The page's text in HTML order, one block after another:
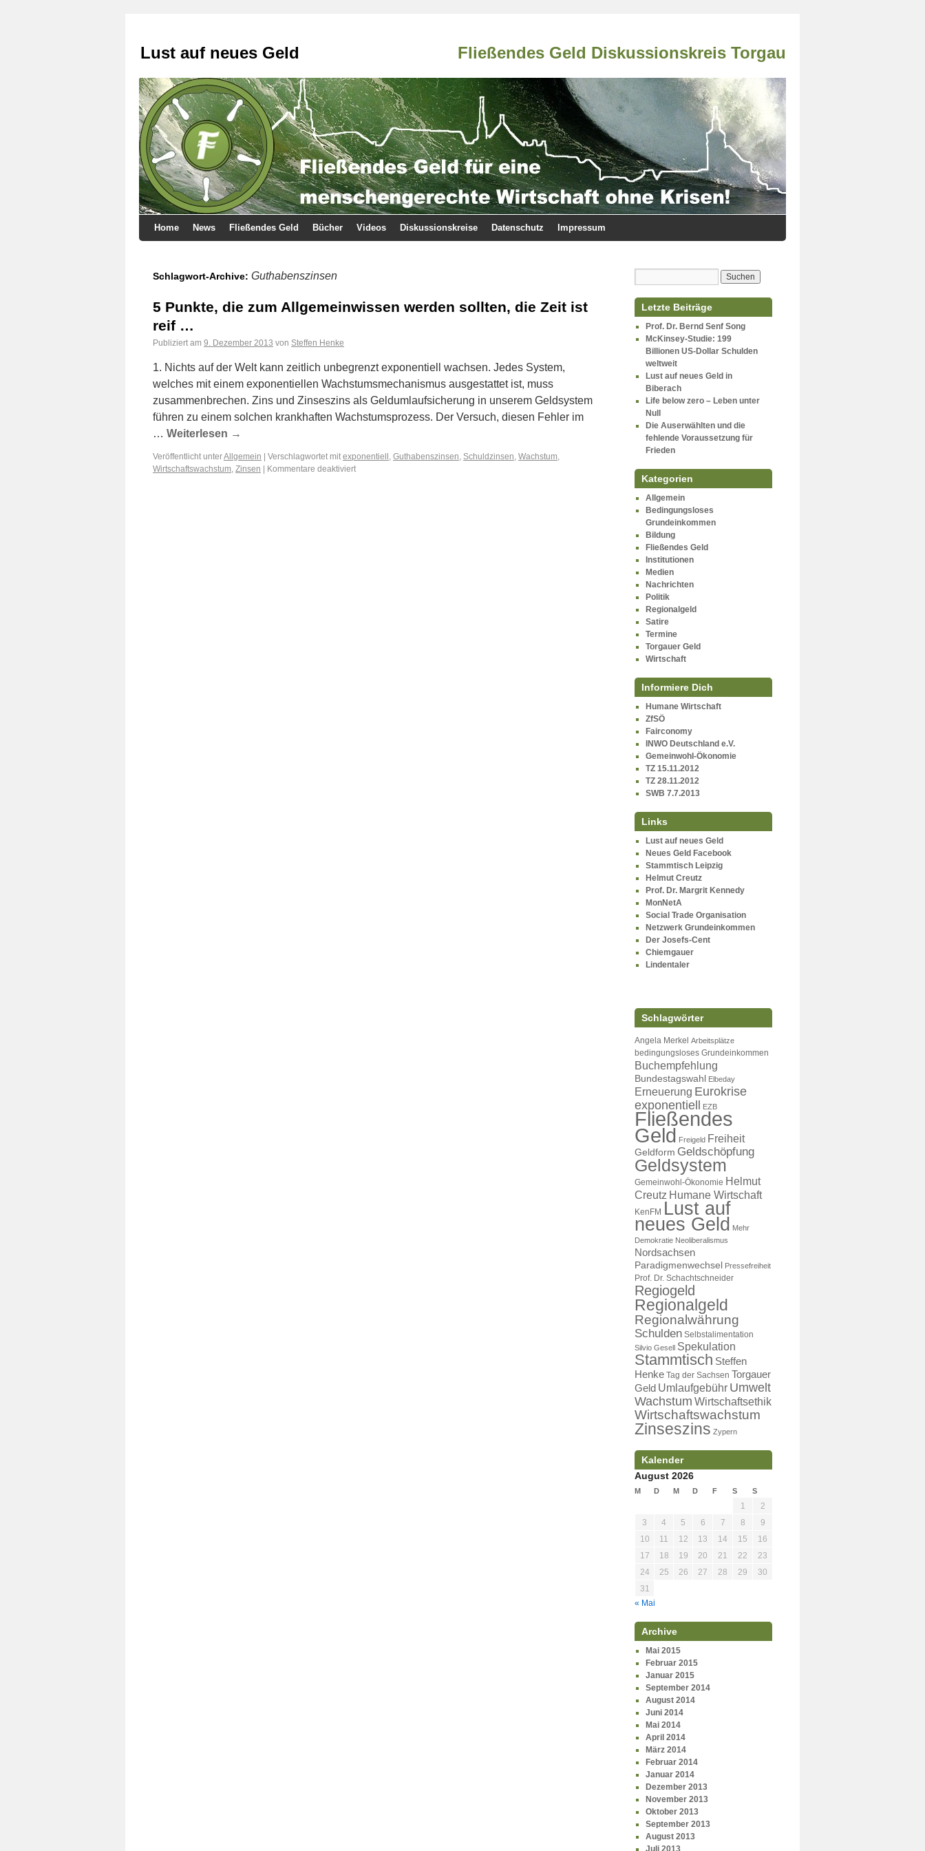
Lust auf neues Geld Fließendes Geld Diskussionskreis Torgau
Home News Fließendes Geld Bücher Videos Diskussionskreise Datenschutz Impressum
Schlagwort-Archive: Guthabenszinsen
5 Punkte, die zum Allgemeinwissen werden sollten, die Zeit ist
reif …
Publiziert am 9. Dezember 2013 von Steffen Henke
1. Nichts auf der Welt kann zeitlich unbegrenzt exponentiell wachsen. Jedes System,
welches mit einem exponentiellen Wachstumsmechanismus ausgestattet ist, muss
zusammenbrechen. Zins und Zinseszins als Geldumlaufsicherung in unserem Geldsystem
führen zu einem solchen krankhaften Wachstumsprozess. Der Versuch, diesen Fehler im
… Weiterlesen →
Veröffentlicht unterAllgemein Verschlagwortet mit exponentiell , Guthabenszinsen, Schuldzinsen, Wachstum,
Wirtschaftswachstum, Zinsen Kommentare deaktiviert
Letzte Beiträge
Prof. Dr. Bernd Senf Song
McKinsey-Studie: 199
Billionen US-Dollar Schulden
weltweit
Lust auf neues Geld in
Biberach
Life below zero – Leben unter
Null
Die Auserwählten und die
fehlende Voraussetzung für
Frieden
Kategorien
Allgemein
Bedingungsloses
Grundeinkommen
Bildung
Fließendes Geld
Institutionen
Medien
Nachrichten
Politik
Regionalgeld
Satire
Termine
Torgauer Geld
Wirtschaft
Informiere Dich
Humane Wirtschaft
ZfSÖ
Fairconomy
INWO Deutschland e.V.
Gemeinwohl-Ökonomie
TZ 15.11.2012
TZ 28.11.2012
SWB 7.7.2013
Links
Lust auf neues Geld
Neues Geld Facebook
Stammtisch Leipzig
Helmut Creutz
Prof. Dr. Margrit Kennedy
MonNetA
Social Trade Organisation
Netzwerk Grundeinkommen
Der Josefs-Cent
Chiemgauer
Lindentaler
Schlagwörter
Angela Merkel Arbeitsplätze
bedingungsloses Grundeinkommen
Buchempfehlung
Bundestagswahl Elbeday
Erneuerung Eurokrise
exponentiell
EZB
Fließendes
Geld Freigeld Freiheit
Geldform Geldschöpfung
Geldsystem
Gemeinwohl-Ökonomie Helmut
Creutz Humane Wirtschaft
KenFM Lust auf
neues Geld
Mehr
Demokratie Neoliberalismus
Nordsachsen
Paradigmenwechsel Pressefreiheit
Prof. Dr. Schachtschneider
Regiogeld
Regionalgeld
Regionalwährung
Schulden Selbstalimentation
Silvio Gesell Spekulation
Stammtisch Steffen
Henke Tag der Sachsen Torgauer
Geld Umlaufgebühr Umwelt
Wachstum Wirtschaftsethik
Wirtschaftswachstum
Zinseszins Zypern
Kalender
August 2026
M D M D F S S
« Mai
1
2
3
4 5 6 7 8
9
10
11 12 13 14 15
16
17
18 19 20 21 22
23
24
25 26 27 28 29
30
31
Archive
Mai 2015
Februar 2015
Januar 2015
September 2014
August 2014
Juni 2014
Mai 2014
April 2014
März 2014
Februar 2014
Januar 2014
Dezember 2013
November 2013
Oktober 2013
September 2013
August 2013
Juli 2013